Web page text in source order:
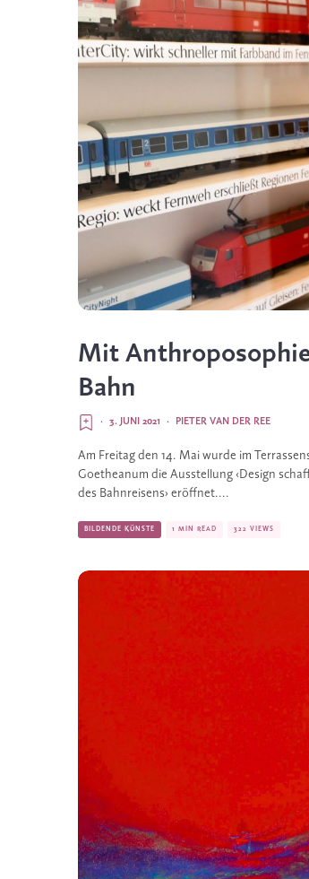
Mit
Bahn
PIETER VAN DER REE
·
3. JUNI 2021
·
Am Freitag den 14. Mai wurde im
Goetheanum die Ausstellung ‹Design
des Bahnreisens› eröffnet....
BILDENDE KÜNSTE 1 MIN READ 322 VIEWS